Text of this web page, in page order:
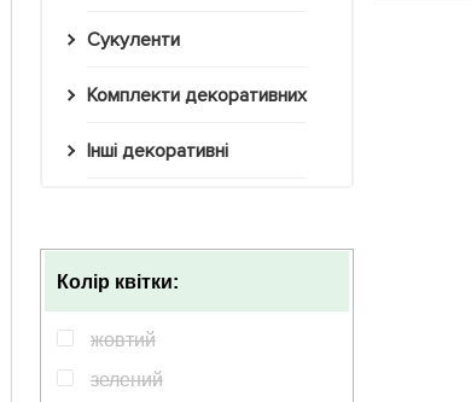
Сукуленти
Комплекти декоративних
Інші декоративні
Колір квітки:
жовтий
зелений